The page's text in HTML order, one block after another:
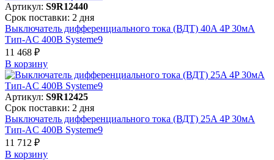
Артикул: S9R12440
Срок поставки: 2 дня
Выключатель дифференциального тока (ВДТ) 40A 4P 30мА
Тип-AC 400В Systeme9
11 468 ₽
В корзинy
Артикул: S9R12425
Срок поставки: 2 дня
Выключатель дифференциального тока (ВДТ) 25A 4P 30мА
Тип-AC 400В Systeme9
11 712 ₽
В корзинy